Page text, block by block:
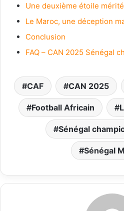
Une deuxième étoile
Le Maroc, une déception
Conclusion
FAQ – CAN 2025 Sénégal
CAF CAN 2025
Football Africain
Sénégal
Sénégal